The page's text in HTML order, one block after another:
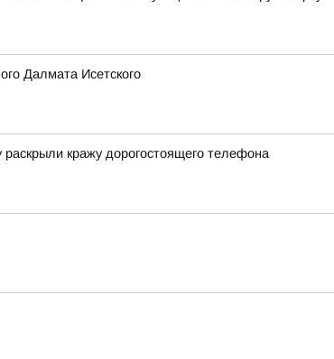
Далмата Исетского
кражу дорогостоящего телефона